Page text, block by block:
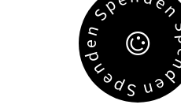
S
p
e
n
d
e
n
S
p
e
n